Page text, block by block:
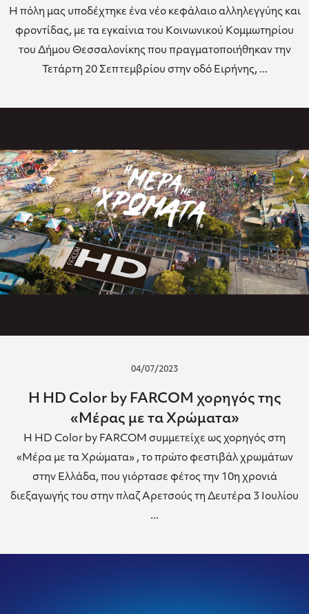
Η πόλη μας υποδέχτηκε ένα νέο κεφάλαιο αλληλεγγύης και
φροντίδας, με τα εγκαίνια του Κοινωνικού Κομμωτηρίου
του Δήμου Θεσσαλονίκης που πραγματοποιήθηκαν την
Τετάρτη 20 Σεπτεμβρίου στην οδό Ειρήνης, ...
04/07/2023
H HD Color by FARCOM χορηγός της
«Μέρας με τα Χρώματα»
Η HD Color by FARCOM συμμετείχε ως χορηγός στη
«Μέρα με τα Χρώματα» , το πρώτο φεστιβάλ χρωμάτων
στην Ελλάδα, που γιόρτασε φέτος την 10η χρονιά
διεξαγωγής του στην πλαζ Αρετσούς τη Δευτέρα 3 Ιουλίου
...